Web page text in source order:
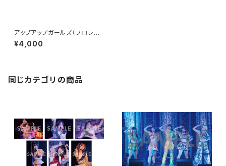
アップアップガールズ（プロレス）
ビブス 2026ver.
¥4,000
同じカテゴリの商品